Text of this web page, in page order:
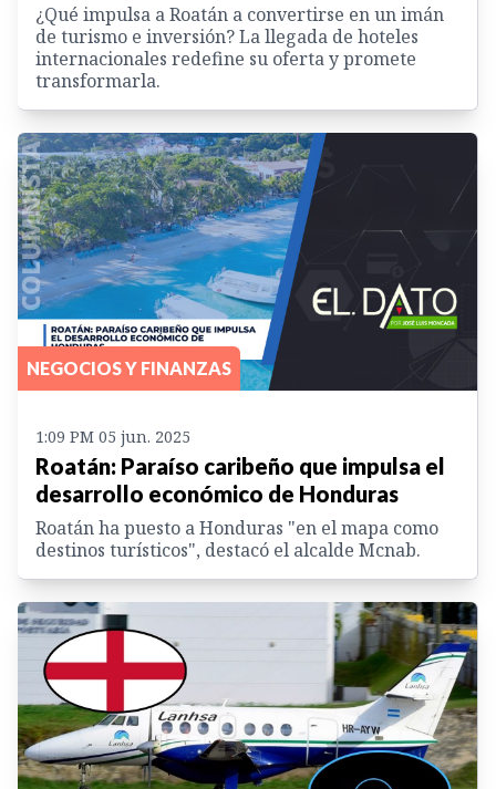
¿Qué impulsa a Roatán a convertirse en un imán
de turismo e inversión? La llegada de hoteles
internacionales redefine su oferta y promete
transformarla.
NEGOCIOS Y FINANZAS
1:09 PM 05 jun. 2025
Roatán: Paraíso caribeño que impulsa el
desarrollo económico de Honduras
Roatán ha puesto a Honduras "en el mapa como
destinos turísticos", destacó el alcalde Mcnab.